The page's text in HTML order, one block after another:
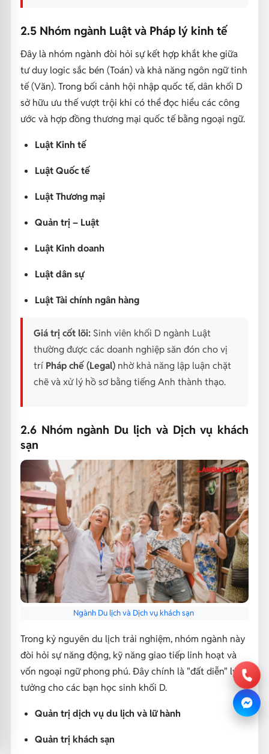
2.5 Nhóm ngành Luật và Pháp lý kinh tế
Đây là nhóm ngành đòi hỏi sự kết hợp khắt khe giữa
tư duy logic sắc bén (Toán) và khả năng ngôn ngữ tinh
tế (Văn). Trong bối cảnh hội nhập quốc tế, dân khối D
sở hữu ưu thế vượt trội khi có thể đọc hiểu các công
ước và hợp đồng thương mại quốc tế bằng ngoại ngữ.
Luật Kinh tế
Luật Quốc tế
Luật Thương mại
Quản trị – Luật
Luật Kinh doanh
Luật dân sự
Luật Tài chính ngân hàng
Giá trị cốt lõi:Sinh viên khối D ngành Luật
thường được các doanh nghiệp săn đón cho vị
trí Pháp chế (Legal)nhờ khả năng lập luận chặt
chẽ và xử lý hồ sơ bằng tiếng Anh thành thạo.
2.6 Nhóm ngành Du lịch và Dịch vụ khách
sạn
Ngành Du lịch và Dịch vụ khách sạn
Trong kỷ nguyên du lịch trải nghiệm, nhóm ngành này
đòi hỏi sự năng động, kỹ năng giao tiếp linh hoạt và
vốn ngoại ngữ phong phú. Đây chính là "đất diễn" lý
tưởng cho các bạn học sinh khối D.
Quản trị dịch vụ du lịch và lữ hành
Quản trị khách sạn